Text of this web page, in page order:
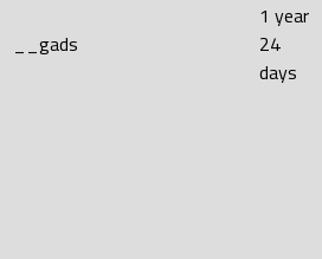
__gads
1 year
24
days